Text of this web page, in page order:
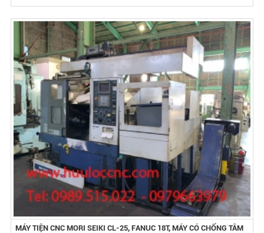
MÁY TIỆN CNC MORI SEIKI CL-25, FANUC 18T, MÁY CÓ CHỐNG TÂM